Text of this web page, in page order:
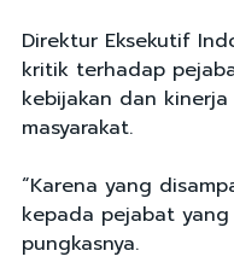
Direktur Eksekutif
kritik terhadap
kebijakan dan
masyarakat.
“Karena yang
kepada pejabat yang
pungkasnya.